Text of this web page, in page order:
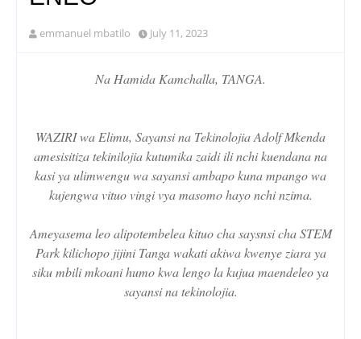
emmanuel mbatilo July 11, 2023
Na Hamida Kamchalla, TANGA.
WAZIRI wa Elimu, Sayansi na Tekinolojia Adolf Mkenda
amesisitiza tekinilojia kutumika zaidi ili nchi kuendana na
kasi ya ulimwengu wa sayansi ambapo kuna mpango wa
kujengwa vituo vingi vya masomo hayo nchi nzima.
Ameyasema leo alipotembelea kituo cha saysnsi cha STEM
Park kilichopo jijini Tanga wakati akiwa kwenye ziara ya
siku mbili mkoani humo kwa lengo la kujua maendeleo ya
sayansi na tekinolojia.